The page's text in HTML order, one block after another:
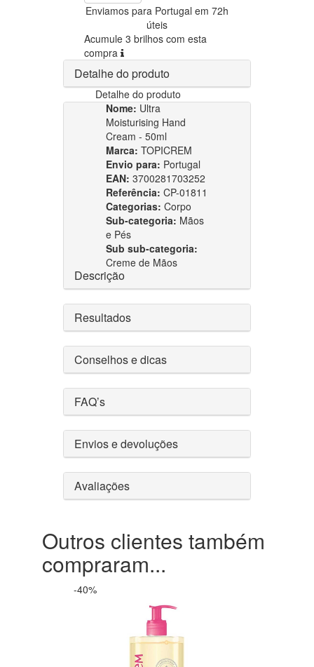
Enviamos para Portugal em 72h
úteis
Acumule 3 brilhos com esta
compra
Detalhe do produto
Detalhe do produto
Nome: Ultra
Moisturising Hand
Cream - 50ml
Marca: TOPICREM
Envio para: Portugal
EAN: 3700281703252
Referência: CP-01811
Categorias: Corpo
Sub-categoria: Mãos
e Pés
Sub sub-categoria:
Creme de Mãos
Descrição
Resultados
Conselhos e dicas
FAQ’s
Envios e devoluções
Avaliações
Outros clientes também
compraram...
-40%